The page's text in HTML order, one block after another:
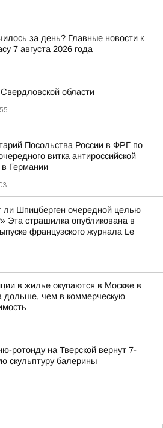
за день? Главные новости к
7 августа 2026 года
Свердловской области
Посольства России в ФРГ по
витка антироссийской
в Германии
ли Шпицберген очередной целью
Эта страшилка опубликована в
французского журнала Le
в жилье окупаются в Москве в
дольше, чем в коммерческую
ротонду на Тверской вернут 7-
скульптуру балерины